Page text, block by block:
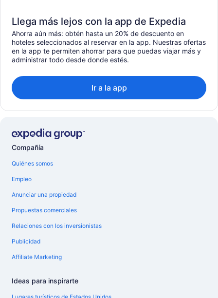
Llega más lejos con la app de Expedia
Ahorra aún más: obtén hasta un 20% de descuento en
hoteles seleccionados al reservar en la app. Nuestras ofertas
en la app te permiten ahorrar para que puedas viajar más y
administrar todo desde donde estés.
Ir a la app
Compañía
Quiénes somos
Empleo
Anunciar una propiedad
Propuestas comerciales
Relaciones con los inversionistas
Publicidad
Affiliate Marketing
Ideas para inspirarte